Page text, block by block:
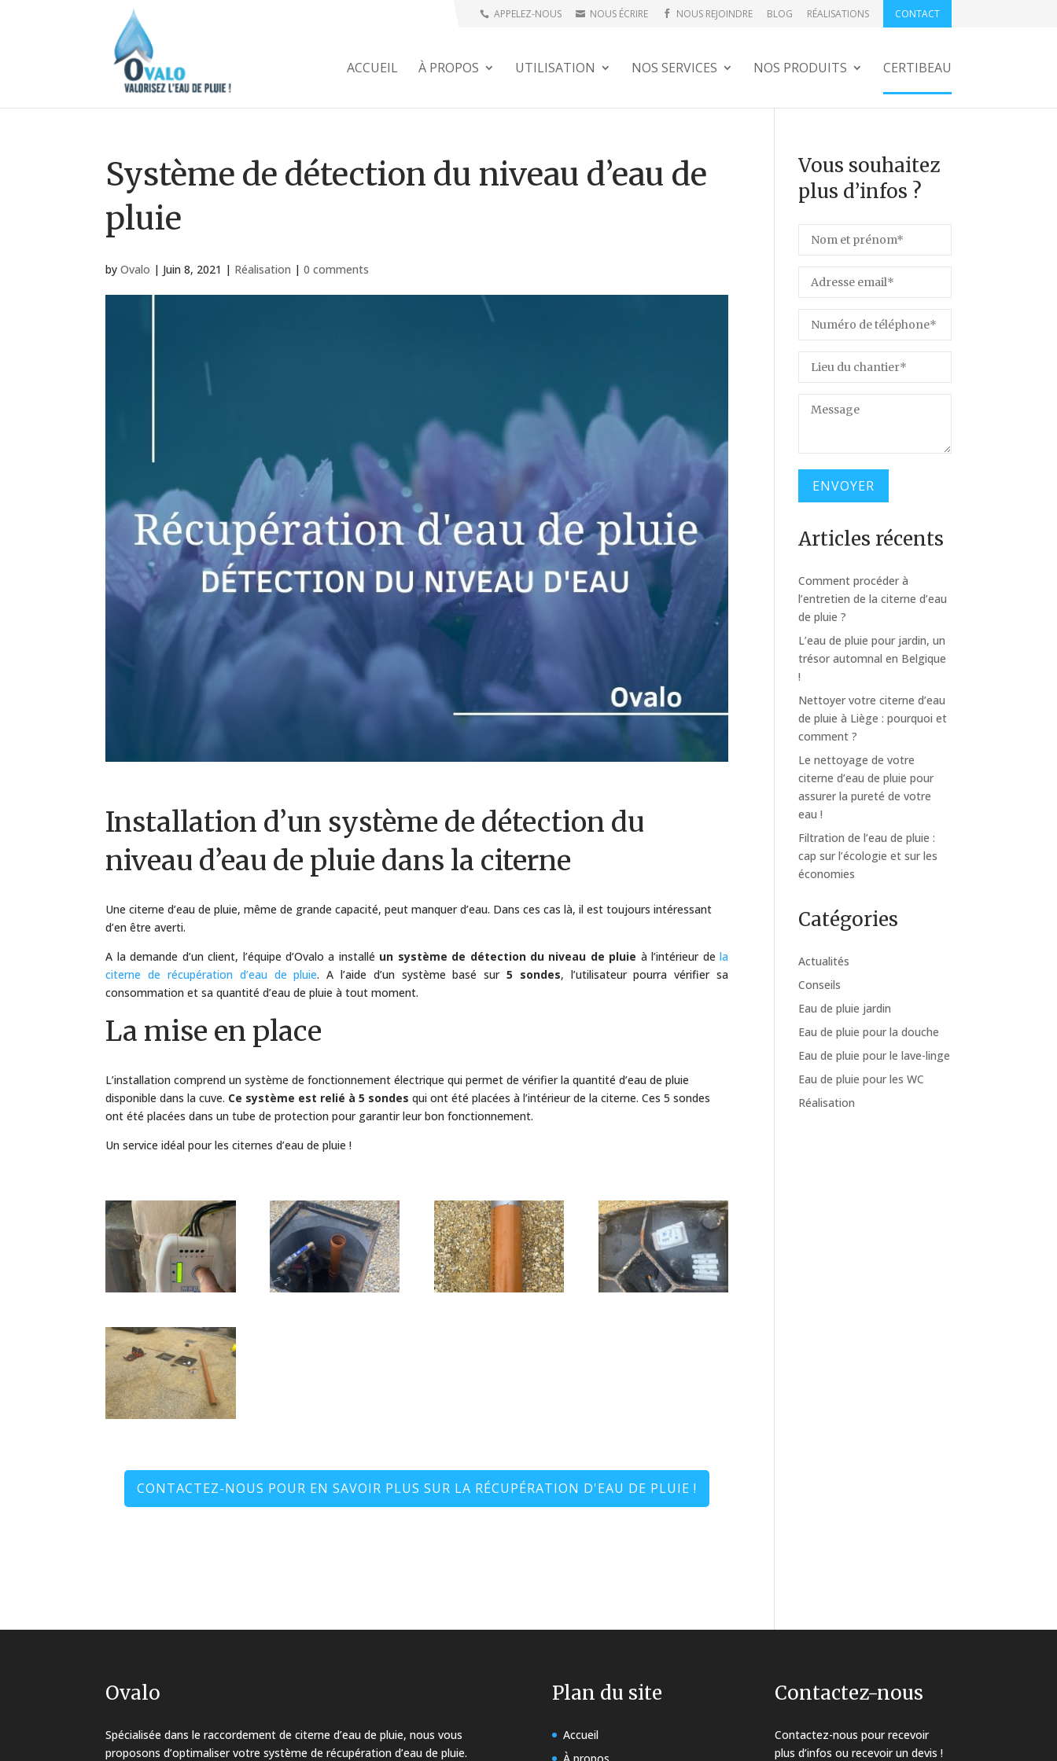
APPELEZ-NOUS NOUS ÉCRIRE NOUS REJOINDRE BLOG RÉALISATIONS CONTACT
ACCUEIL À PROPOS UTILISATION NOS SERVICES NOS PRODUITS CERTIBEAU
Système de détection du niveau d’eau de
pluie
byOvalo | Juin 8, 2021 | Réalisation |0 comments
Installation d’un système de détection du
niveau d’eau de pluie dans la citerne
Une citerne d’eau de pluie, même de grande capacité, peut manquer d’eau. Dans ces cas là, il est toujours intéressant
d’en être averti.
A la demande d’un client, l’équipe d’Ovalo a installé un système de détection du niveau de pluie à l’intérieur de la
citerne de récupération d’eau de pluie. A l’aide d’un système basé sur5 sondes, l’utilisateur pourra vérifier sa
consommation et sa quantité d’eau de pluie à tout moment.
La mise en place
L’installation comprend un système de fonctionnement électrique qui permet de vérifier la quantité d’eau de pluie
disponible dans la cuve. Ce système est relié à 5 sondes qui ont été placées à l’intérieur de la citerne. Ces 5 sondes
ont été placées dans un tube de protection pour garantir leur bon fonctionnement.
Un service idéal pour les citernes d’eau de pluie !
CONTACTEZ-NOUS POUR EN SAVOIR PLUS SUR LA RÉCUPÉRATION D'EAU DE PLUIE !
Vous souhaitez
plus d’infos ?
Articles récents
Comment procéder à
l’entretien de la citerne d’eau
de pluie ?
L’eau de pluie pour jardin, un
trésor automnal en Belgique
!
Nettoyer votre citerne d’eau
de pluie à Liège : pourquoi et
comment ?
Le nettoyage de votre
citerne d’eau de pluie pour
assurer la pureté de votre
eau !
Filtration de l’eau de pluie :
cap sur l’écologie et sur les
économies
Catégories
Actualités
Conseils
Eau de pluie jardin
Eau de pluie pour la douche
Eau de pluie pour le lave-linge
Eau de pluie pour les WC
Réalisation
Ovalo
Spécialisée dans le raccordement de citerne d’eau de pluie, nous vous
proposons d’optimaliser votre système de récupération d’eau de pluie.
Plan du site
Accueil
Contactez-nous
Contactez-nous pour recevoir
plus d’infos ou recevoir un devis !